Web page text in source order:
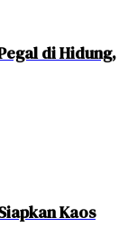
di Hidung,
Kaos